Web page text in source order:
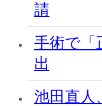
請
手術で「
出
池田直人